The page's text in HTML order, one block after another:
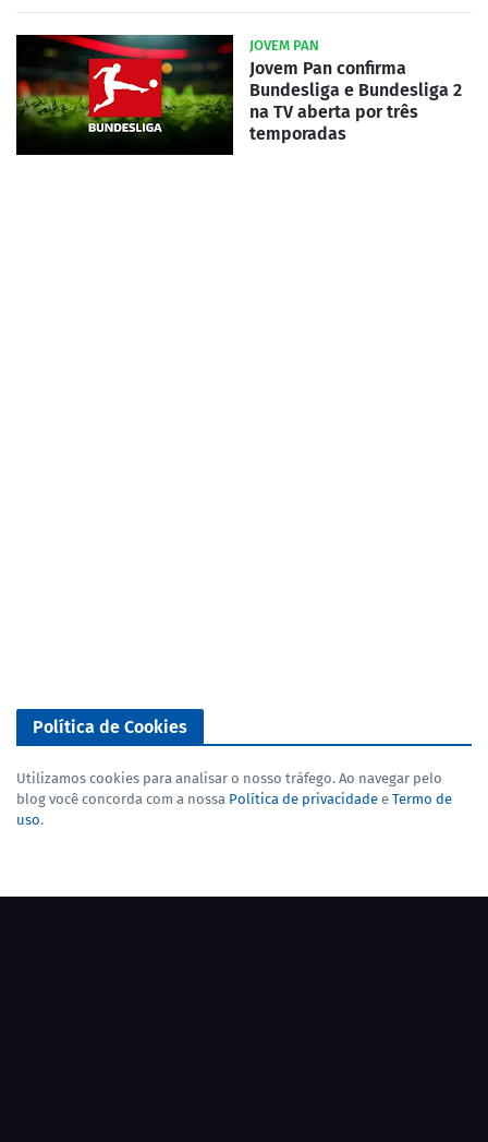
JOVEM PAN
Jovem Pan confirma
Bundesliga e Bundesliga 2
na TV aberta por três
temporadas
Política de Cookies
Utilizamos cookies para analisar o nosso tráfego. Ao navegar pelo
blog você concorda com a nossa Política de privacidade e Termo de
uso.